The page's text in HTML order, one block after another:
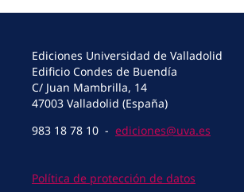
Ediciones Universidad de Valladolid
Edificio Condes de Buendía
C/ Juan Mambrilla, 14
47003 Valladolid (España)
983 18 78 10 - ediciones@uva.es
Política de protección de datos